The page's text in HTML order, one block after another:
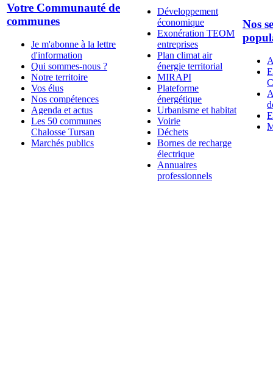
Votre Communauté de
communes
Je m'abonne à la lettre
d'information
Qui sommes-nous ?
Notre territoire
Vos élus
Nos compétences
Agenda et actus
Les 50 communes
Chalosse Tursan
Marchés publics
Développement
économique
Exonération TEOM
entreprises
Plan climat air
énergie territorial
MIRAPI
Plateforme
énergétique
Urbanisme et habitat
Voirie
Déchets
Bornes de recharge
électrique
Annuaires
professionnels
Nos